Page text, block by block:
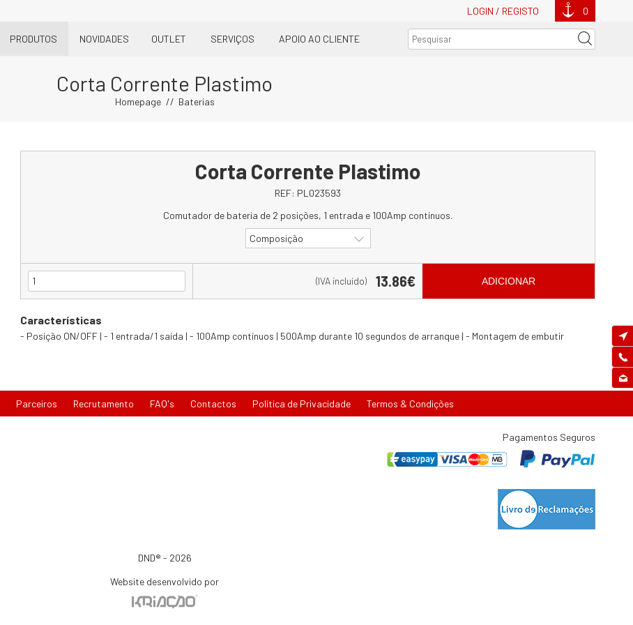
LOGIN / REGISTO 0
PRODUTOS NOVIDADES OUTLET SERVIÇOS APOIO AO CLIENTE
Corta Corrente Plastimo
Homepage Baterias
Corta Corrente Plastimo
REF: PL023593
Comutador de bateria de 2 posições, 1 entrada e 100Amp contínuos.
Composição
(IVA incluído) 13.86€ ADICIONAR
Características
- Posição ON/OFF | - 1 entrada/1 saída | - 100Amp contínuos | 500Amp durante 10 segundos de arranque | - Montagem de embutir
Parceiros Recrutamento FAQ's Contactos Política de Privacidade Termos & Condições
Pagamentos Seguros
DND® - 2026
Website desenvolvido por